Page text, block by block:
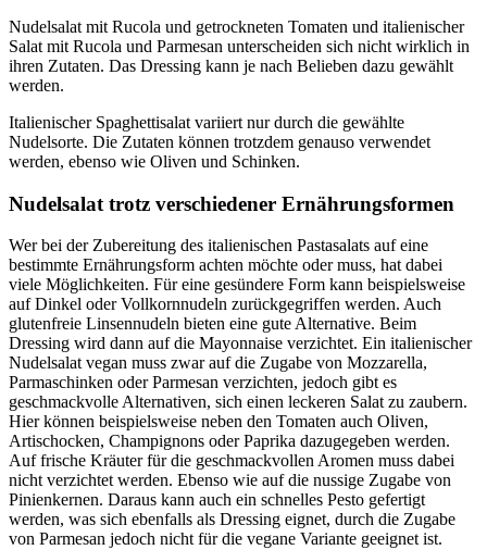
Nudelsalat mit Rucola und getrockneten Tomaten und italienischer
Salat mit Rucola und Parmesan unterscheiden sich nicht wirklich in
ihren Zutaten. Das Dressing kann je nach Belieben dazu gewählt
werden.
Italienischer Spaghettisalat variiert nur durch die gewählte
Nudelsorte. Die Zutaten können trotzdem genauso verwendet
werden, ebenso wie Oliven und Schinken.
Nudelsalat trotz verschiedener Ernährungsformen
Wer bei der Zubereitung des italienischen Pastasalats auf eine
bestimmte Ernährungsform achten möchte oder muss, hat dabei
viele Möglichkeiten. Für eine gesündere Form kann beispielsweise
auf Dinkel oder Vollkornnudeln zurückgegriffen werden. Auch
glutenfreie Linsennudeln bieten eine gute Alternative. Beim
Dressing wird dann auf die Mayonnaise verzichtet. Ein italienischer
Nudelsalat vegan muss zwar auf die Zugabe von Mozzarella,
Parmaschinken oder Parmesan verzichten, jedoch gibt es
geschmackvolle Alternativen, sich einen leckeren Salat zu zaubern.
Hier können beispielsweise neben den Tomaten auch Oliven,
Artischocken, Champignons oder Paprika dazugegeben werden.
Auf frische Kräuter für die geschmackvollen Aromen muss dabei
nicht verzichtet werden. Ebenso wie auf die nussige Zugabe von
Pinienkernen. Daraus kann auch ein schnelles Pesto gefertigt
werden, was sich ebenfalls als Dressing eignet, durch die Zugabe
von Parmesan jedoch nicht für die vegane Variante geeignet ist.